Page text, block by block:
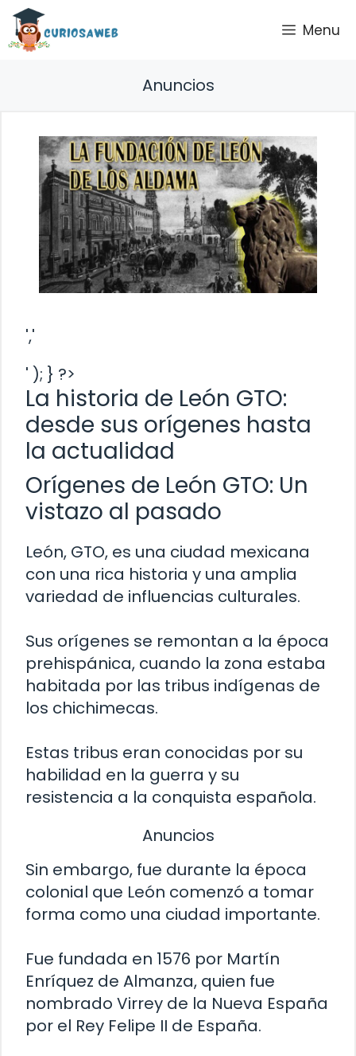
Saltar
contenido
Menu
Anuncios
','
' ); } ?>
La historia de León GTO:
desde sus orígenes hasta
la actualidad
Orígenes de León GTO: Un
vistazo al pasado
León, GTO, es una ciudad mexicana
con una rica historia y una amplia
variedad de influencias culturales.
Sus orígenes se remontan a la época
prehispánica, cuando la zona estaba
habitada por las tribus indígenas de
los chichimecas.
Estas tribus eran conocidas por su
habilidad en la guerra y su
resistencia a la conquista española.
Anuncios
Sin embargo, fue durante la época
colonial que León comenzó a tomar
forma como una ciudad importante.
Fue fundada en 1576 por Martín
Enríquez de Almanza, quien fue
nombrado Virrey de la Nueva España
por el Rey Felipe II de España.